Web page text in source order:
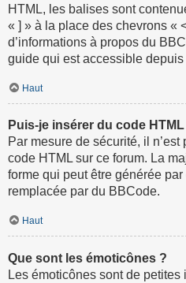
HTML, les balises sont
« ] » à la place des chevrons «
d’informations à propos du
guide qui est accessible
Haut
Puis-je insérer du code HTML
Par mesure de sécurité, il n’est
code HTML sur ce forum. La
forme qui peut être générée
remplacée par du BBCode.
Haut
Que sont les émoticônes ?
Les émoticônes sont de